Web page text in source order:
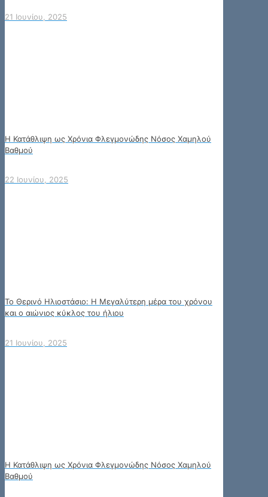
21 Ιουνίου, 2025
Η Κατάθλιψη ως Χρόνια Φλεγμονώδης Νόσος Χαμηλού
Βαθμού
22 Ιουνίου, 2025
Το Θερινό Ηλιοστάσιο: Η Μεγαλύτερη μέρα του χρόνου
και ο αιώνιος κύκλος του ήλιου
21 Ιουνίου, 2025
Η Κατάθλιψη ως Χρόνια Φλεγμονώδης Νόσος Χαμηλού
Βαθμού